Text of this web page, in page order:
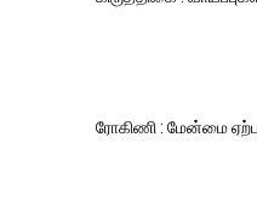
ரோகிணி : மேன்மை